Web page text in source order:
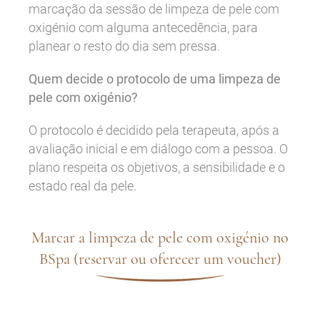
marcação da sessão de limpeza de pele com
oxigénio com alguma antecedência, para
planear o resto do dia sem pressa.
Quem decide o protocolo de uma limpeza de
pele com oxigénio?
O protocolo é decidido pela terapeuta, após a
avaliação inicial e em diálogo com a pessoa. O
plano respeita os objetivos, a sensibilidade e o
estado real da pele.
Marcar a limpeza de pele com oxigénio no
BSpa (reservar ou oferecer um voucher)